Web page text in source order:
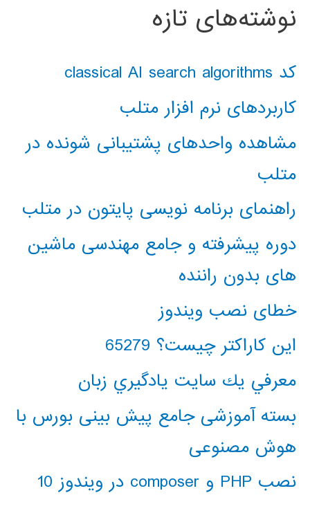
نوشته‌های تازه
کد classical AI search algorithms
کاربردهای نرم افزار متلب
مشاهده واحدهای پشتیبانی شونده در
متلب
راهنمای برنامه نویسی پایتون در متلب
دوره پیشرفته و جامع مهندسی ماشین
های بدون راننده
خطای نصب ویندوز
این کاراکتر چیست؟ 65279
معرفي يك سايت يادگيري زبان
بسته آموزشی جامع پیش بینی بورس با
هوش مصنوعی
نصب PHP و composer در ویندوز 10